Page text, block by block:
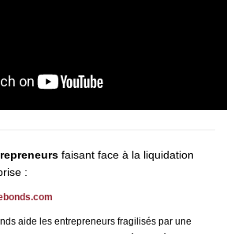
faisant face à la liquidation
:
aide les entrepreneurs fragilisés par une